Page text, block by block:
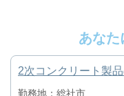
あなた
2次コンクリート製
勤務地：総社市